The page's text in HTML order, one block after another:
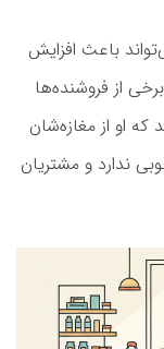
باعث افزایش
از فروشنده‌ها
او از مغازه‌شان
ندارد و مشتریان